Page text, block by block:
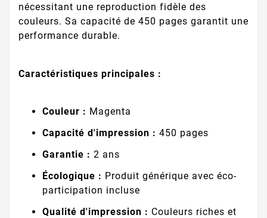
nécessitant une reproduction fidèle des
couleurs. Sa capacité de 450 pages garantit une
performance durable.
Caractéristiques principales :
Couleur : Magenta
Capacité d'impression : 450 pages
Garantie : 2 ans
Écologique : Produit générique avec éco-
participation incluse
Qualité d'impression : Couleurs riches et